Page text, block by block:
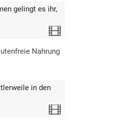
gelingt es ihr,
Nahrung
in den